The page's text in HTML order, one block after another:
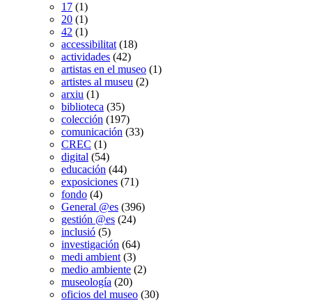
17 (1)
20 (1)
42 (1)
accessibilitat (18)
actividades (42)
artistas en el museo (1)
artistes al museu (2)
arxiu (1)
biblioteca (35)
colección (197)
comunicación (33)
CREC (1)
digital (54)
educación (44)
exposiciones (71)
fondo (4)
General @es (396)
gestión @es (24)
inclusió (5)
investigación (64)
medi ambient (3)
medio ambiente (2)
museología (20)
oficios del museo (30)